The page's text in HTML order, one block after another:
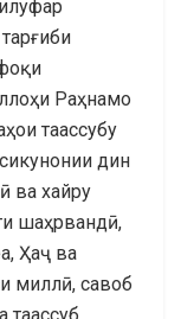
Раҳнамо
таассубу
дин
ва хайру
шаҳрвандӣ,
Ҳаҷ ва
миллӣ, савоб